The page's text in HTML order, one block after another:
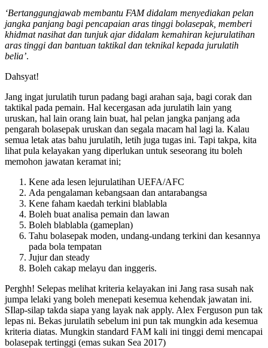
‘Bertanggungjawab membantu FAM didalam menyediakan pelan
jangka panjang bagi pencapaian aras tinggi bolasepak, memberi
khidmat nasihat dan tunjuk ajar didalam kemahiran kejurulatihan
aras tinggi dan bantuan taktikal dan teknikal kepada jurulatih
belia’.
Dahsyat!
Jang ingat jurulatih turun padang bagi arahan saja, bagi corak dan
taktikal pada pemain. Hal kecergasan ada jurulatih lain yang
uruskan, hal lain orang lain buat, hal pelan jangka panjang ada
pengarah bolasepak uruskan dan segala macam hal lagi la. Kalau
semua letak atas bahu jurulatih, letih juga tugas ini. Tapi takpa, kita
lihat pula kelayakan yang diperlukan untuk seseorang itu boleh
memohon jawatan keramat ini;
Kene ada lesen lejurulatihan UEFA/AFC
Ada pengalaman kebangsaan dan antarabangsa
Kene faham kaedah terkini blablabla
Boleh buat analisa pemain dan lawan
Boleh blablabla (gameplan)
Tahu bolasepak moden, undang-undang terkini dan kesannya
pada bola tempatan
Jujur dan steady
Boleh cakap melayu dan inggeris.
Perghh! Selepas melihat kriteria kelayakan ini Jang rasa susah nak
jumpa lelaki yang boleh menepati kesemua kehendak jawatan ini.
SIlap-silap takda siapa yang layak nak apply. Alex Ferguson pun tak
lepas ni. Bekas jurulatih sebelum ini pun tak mungkin ada kesemua
kriteria diatas. Mungkin standard FAM kali ini tinggi demi mencapai
bolasepak tertinggi (emas sukan Sea 2017)